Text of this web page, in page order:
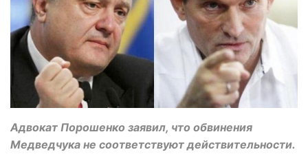
Адвокат Порошенко заявил, что обвинения
Медведчука не соответствуют действительности.